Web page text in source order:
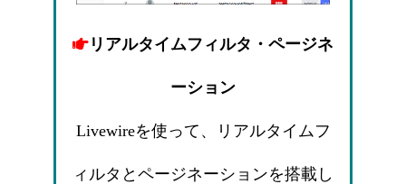
リアルタイムフィルタ・ページネ
ーション
Livewireを使って、リアルタイムフ
ィルタとページネーションを搭載し